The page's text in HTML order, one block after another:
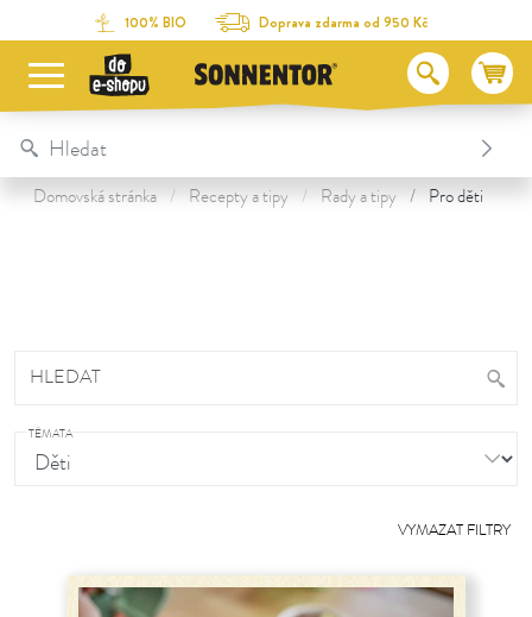
Na obsah stránky
Na seznam obsahu
100% BIO Doprava zdarma od 950 Kč
Table Of Content
Domovská stránka Recepty a tipy Rady a tipy Pro děti
HLEDAT
TÉMATA
VYMAZAT FILTRY